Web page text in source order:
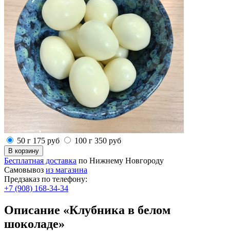
50 г 175 руб 100 г 350 руб
Бесплатная доставка по Нижнему Новгороду
Самовывоз из магазина
Предзаказ по телефону:
+7 (908) 168-34-34
Описание «Клубника в белом
шоколаде»